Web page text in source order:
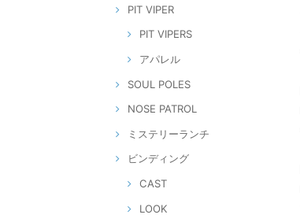
PIT VIPER
PIT VIPERS
アパレル
SOUL POLES
NOSE PATROL
ミステリーランチ
ビンディング
CAST
LOOK